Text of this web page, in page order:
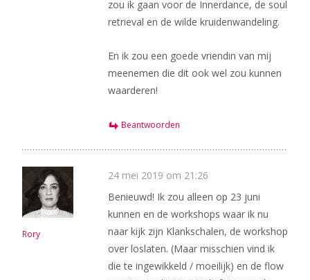
zou ik gaan voor de Innerdance, de soul
retrieval en de wilde kruidenwandeling.
En ik zou een goede vriendin van mij
meenemen die dit ook wel zou kunnen
waarderen!
Beantwoorden
Rory
24 mei 2019 om 21:26
Benieuwd! Ik zou alleen op 23 juni
kunnen en de workshops waar ik nu
naar kijk zijn Klankschalen, de workshop
over loslaten. (Maar misschien vind ik
die te ingewikkeld / moeilijk) en de flow